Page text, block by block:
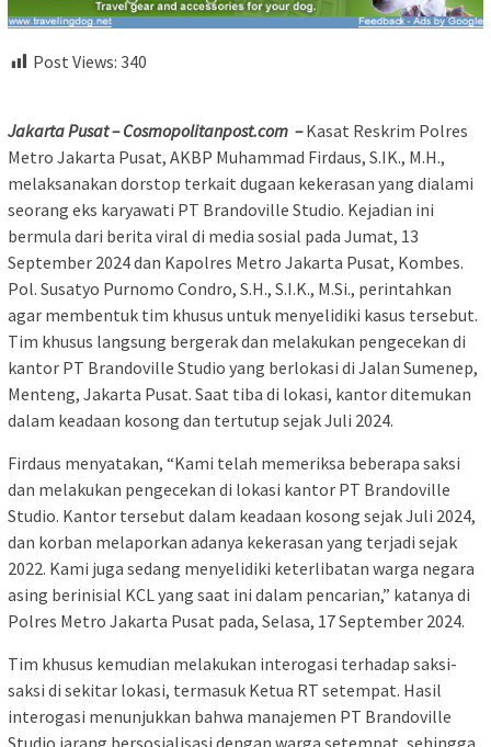
Post Views: 340
Jakarta Pusat – Cosmopolitanpost.com –Kasat Reskrim Polres
Metro Jakarta Pusat, AKBP Muhammad Firdaus, S.IK., M.H.,
melaksanakan dorstop terkait dugaan kekerasan yang dialami
seorang eks karyawati PT Brandoville Studio. Kejadian ini
bermula dari berita viral di media sosial pada Jumat, 13
September 2024 dan Kapolres Metro Jakarta Pusat, Kombes.
Pol. Susatyo Purnomo Condro, S.H., S.I.K., M.Si., perintahkan
agar membentuk tim khusus untuk menyelidiki kasus tersebut.
Tim khusus langsung bergerak dan melakukan pengecekan di
kantor PT Brandoville Studio yang berlokasi di Jalan Sumenep,
Menteng, Jakarta Pusat. Saat tiba di lokasi, kantor ditemukan
dalam keadaan kosong dan tertutup sejak Juli 2024.
Firdaus menyatakan, “Kami telah memeriksa beberapa saksi
dan melakukan pengecekan di lokasi kantor PT Brandoville
Studio. Kantor tersebut dalam keadaan kosong sejak Juli 2024,
dan korban melaporkan adanya kekerasan yang terjadi sejak
2022. Kami juga sedang menyelidiki keterlibatan warga negara
asing berinisial KCL yang saat ini dalam pencarian,” katanya di
Polres Metro Jakarta Pusat pada, Selasa, 17 September 2024.
Tim khusus kemudian melakukan interogasi terhadap saksi-
saksi di sekitar lokasi, termasuk Ketua RT setempat. Hasil
interogasi menunjukkan bahwa manajemen PT Brandoville